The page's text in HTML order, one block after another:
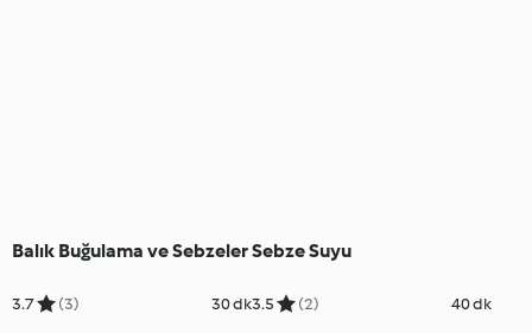
Balık Buğulama ve Sebzeler
3.7 (3) 30 dk
Sebze Suyu
3.5 (2) 40 dk